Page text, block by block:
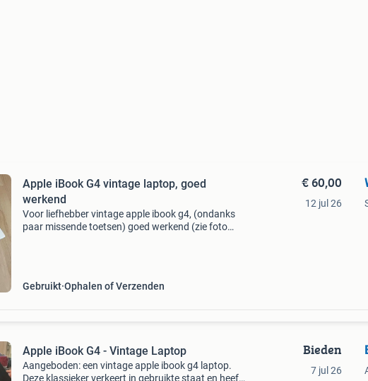
Apple iBook G4 vintage laptop, goed
werkend
Voor liefhebber vintage apple ibook g4, (ondanks
paar missende toetsen) goed werkend (zie foto
Gebruikt Ophalen of Verzenden
€ 60,00
12 jul 26
Apple iBook G4 - Vintage Laptop
Aangeboden: een vintage apple ibook g4 laptop.
Deze klassieker verkeert in gebruikte staat en heeft
Bieden
7 jul 26